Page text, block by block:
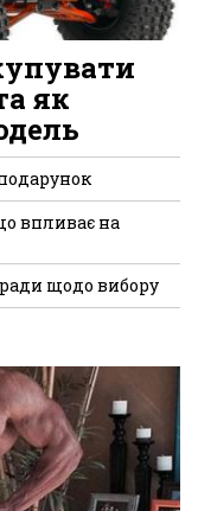
як
впливає на
щодо вибору